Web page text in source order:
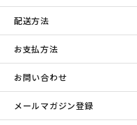
配送方法
お支払方法
お問い合わせ
メールマガジン登録